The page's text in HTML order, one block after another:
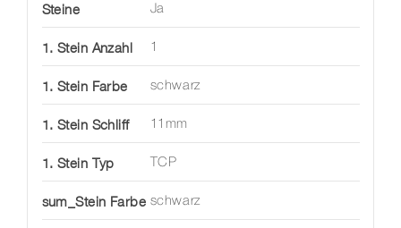
Steine Ja
1. Stein Anzahl 1
1. Stein Farbe schwarz
1. Stein Schliff 11mm
1. Stein Typ TCP
sum_Stein Farbe schwarz